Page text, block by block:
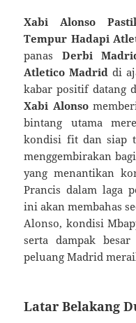
Xabi Alonso
Tempur Hadapi
panas Derbi
Atletico Madrid di
kabar positif datang
Xabi Alonso
bintang utama
kondisi fit dan siap
menggembirakan
yang menantikan
Prancis dalam laga
ini akan membahas
Alonso, kondisi
serta dampak
peluang Madrid
Latar Belakang